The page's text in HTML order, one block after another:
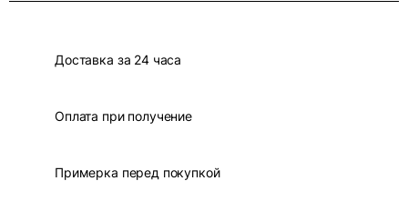
Доставка за 24 часа
Оплата при получение
Примерка перед покупкой